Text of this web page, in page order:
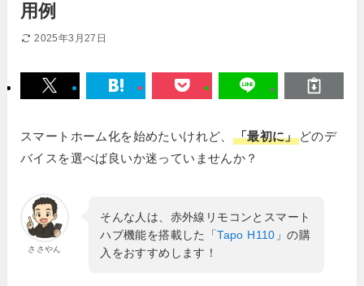
用例
2025年3月27日
スマートホーム化を始めたいけれど、 「最初に」どのデ
バイスを選べば良いか迷っていませんか？
ささやん
そんな人は、赤外線リモコンとスマート
ハブ機能を搭載した「Tapo H110 」の購
入をおすすめします！